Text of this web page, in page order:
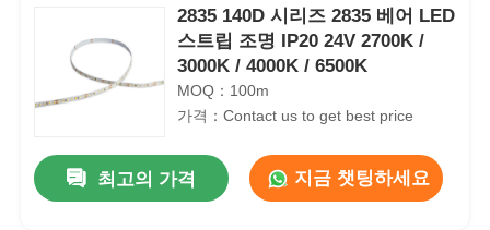
2835 140D 시리즈 2835 베어 LED
스트립 조명 IP20 24V 2700K /
3000K / 4000K / 6500K
MOQ：100m
가격：Contact us to get best price
최고의 가격 지금 챗팅하세요